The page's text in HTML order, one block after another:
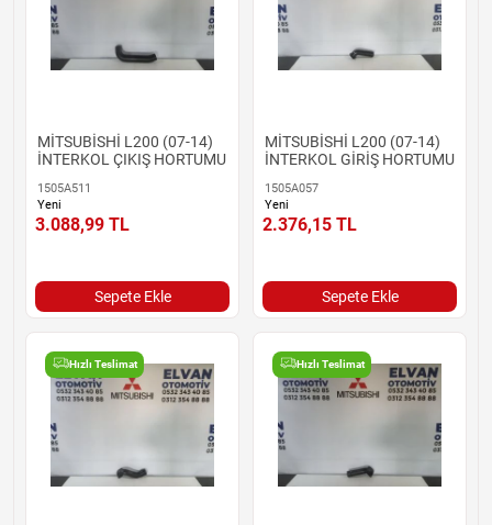
MİTSUBİSHİ L200 (07-14)
İNTERKOL ÇIKIŞ HORTUMU
1505A511
Yeni
3.088,99 TL
Sepete Ekle
MİTSUBİSHİ L200 (07-14)
İNTERKOL GİRİŞ HORTUMU
1505A057
Yeni
2.376,15 TL
Sepete Ekle
Hızlı Teslimat Hızlı Teslimat